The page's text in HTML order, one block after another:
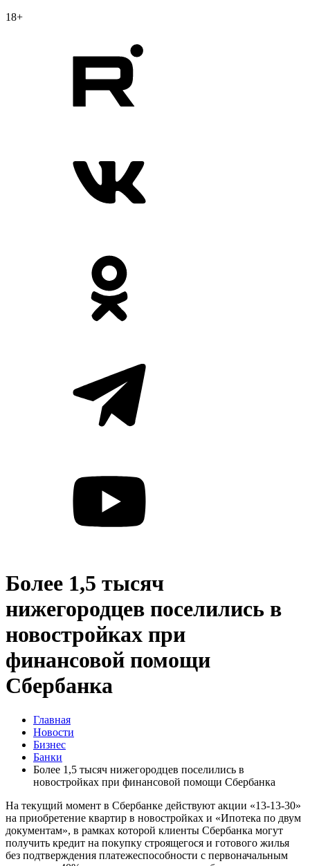
18+
Более 1,5 тысяч
нижегородцев поселились в
новостройках при
финансовой помощи
Сбербанка
Главная
Новости
Бизнес
Банки
Более 1,5 тысяч нижегородцев поселились в
новостройках при финансовой помощи Сбербанка
На текущий момент в Сбербанке действуют акции «13-13-30»
на приобретение квартир в новостройках и «Ипотека по двум
документам», в рамках которой клиенты Сбербанка могут
получить кредит на покупку строящегося и готового жилья
без подтверждения платежеспособности с первоначальным